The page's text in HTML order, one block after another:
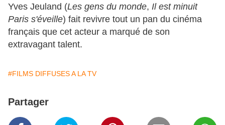
Yves Jeuland (Les gens du monde, Il est minuit
Paris s'éveille) fait revivre tout un pan du cinéma
français que cet acteur a marqué de son
extravagant talent.
#FILMS DIFFUSES A LA TV
Partager